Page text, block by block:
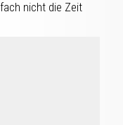
nicht die Zeit